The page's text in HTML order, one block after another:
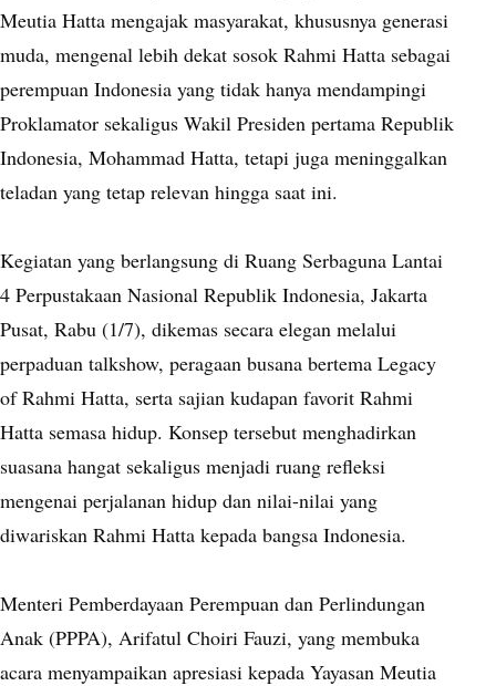
Meutia Hatta mengajak masyarakat, khususnya generasi
muda, mengenal lebih dekat sosok Rahmi Hatta sebagai
perempuan Indonesia yang tidak hanya mendampingi
Proklamator sekaligus Wakil Presiden pertama Republik
Indonesia, Mohammad Hatta, tetapi juga meninggalkan
teladan yang tetap relevan hingga saat ini.
Kegiatan yang berlangsung di Ruang Serbaguna Lantai
4 Perpustakaan Nasional Republik Indonesia, Jakarta
Pusat, Rabu (1/7), dikemas secara elegan melalui
perpaduan talkshow, peragaan busana bertema Legacy
of Rahmi Hatta, serta sajian kudapan favorit Rahmi
Hatta semasa hidup. Konsep tersebut menghadirkan
suasana hangat sekaligus menjadi ruang refleksi
mengenai perjalanan hidup dan nilai-nilai yang
diwariskan Rahmi Hatta kepada bangsa Indonesia.
Menteri Pemberdayaan Perempuan dan Perlindungan
Anak (PPPA), Arifatul Choiri Fauzi, yang membuka
acara menyampaikan apresiasi kepada Yayasan Meutia